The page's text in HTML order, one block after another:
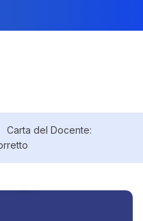
Carta del Docente: